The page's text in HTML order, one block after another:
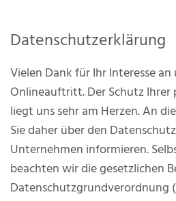
Datenschutzerklärung
Vielen Dank für Ihr Interesse an
Onlineauftritt. Der Schutz Ihrer
liegt uns sehr am Herzen. An
Sie daher über den
Unternehmen informieren.
beachten wir die gesetzlichen
Datenschutzgrundverordnung